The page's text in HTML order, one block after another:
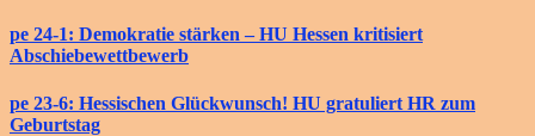
pe 24-1: Demokratie stärken – HU Hessen kritisiert
Abschiebewettbewerb
pe 23-6: Hessischen Glückwunsch! HU gratuliert HR zum
Geburtstag